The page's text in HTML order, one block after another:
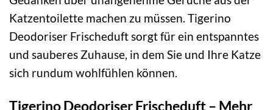
Katzentoilette machen zu müssen. Tigerino
Deodoriser Frischeduft sorgt für ein entspanntes
und sauberes Zuhause, in dem Sie und Ihre Katze
sich rundum wohlfühlen können.
Tigerino Deodoriser Frischeduft – Mehr